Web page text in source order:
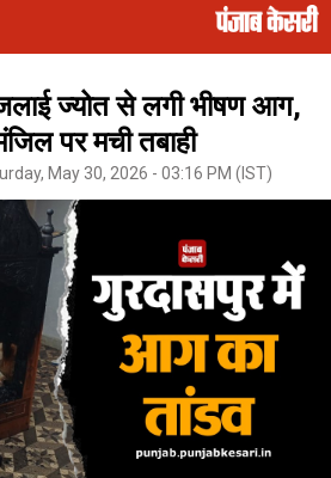
ज्योत से लगी भीषण आग,
पर मची तबाही
May 30, 2026 - 03:16 PM (IST)